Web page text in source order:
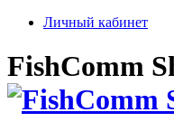
Личный кабинет
FishComm